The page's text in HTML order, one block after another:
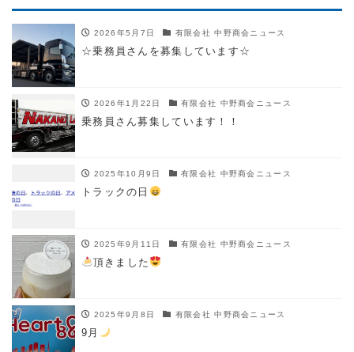
2026年5月7日 有限会社 中野商会ニュース
☆乗務員さんを募集しています☆
2026年1月22日 有限会社 中野商会ニュース
乗務員さん募集しています！！
2025年10月9日 有限会社 中野商会ニュース
トラックの日
2025年9月11日 有限会社 中野商会ニュース
頂きました
2025年9月8日 有限会社 中野商会ニュース
9月